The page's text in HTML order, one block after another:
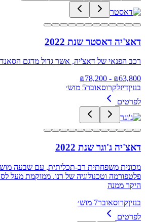
דאצ'יה דאסטר שנת 2022
רכב הפנאי של דאצ'יה, אשר גדול מדגם
₪63,800
- ₪
78,200
בנזיןדיזלקרוסאובר5 מוש׳
לפרטים
דאצ'יה ג'וגר שנת 2022
מכונית משפחתית רב-תכליתית, עם שבעה
פלטפורמה וטכנולוגיה של רנו. ממוקמת מעל
היקר ממנה
בנזיןקרוסאובר7 מוש׳
לפרטים